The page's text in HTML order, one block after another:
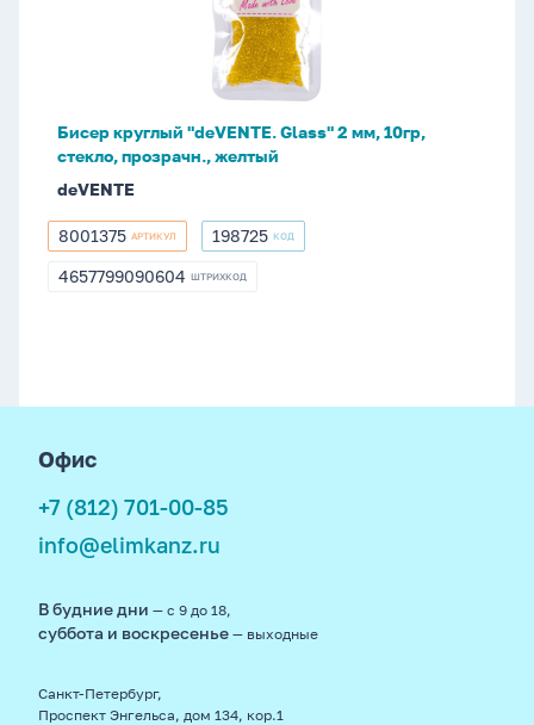
прозрачн.,
желтый
Бисер круглый "deVENTE. Glass" 2 мм, 10гр,
стекло, прозрачн., желтый
deVENTE
8001375
8001375 АРТИКУЛ 198725
198725 КОД
4657799090604
4657799090604 ШТРИХКОД
Офис
+7 (812) 701-00-85
info@elimkanz.ru
В будние дни — с 9 до 18,
суббота и воскресенье — выходные
Санкт-Петербург,
Проспект Энгельса, дом 134, кор.1